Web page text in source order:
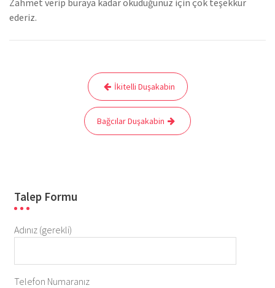
ederiz.
İkitelli Duşakabin
Bağcılar Duşakabin
Talep Formu
Adınız (gerekli)
Telefon Numaranız